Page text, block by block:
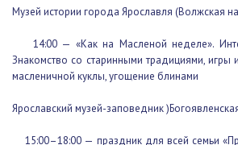
14:00 — «Как на Масленой неделе».
Знакомство со старинными